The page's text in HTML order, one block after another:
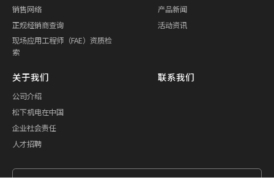
销售网络
正规经销商查询
现场应用工程师（FAE）资质检
索
产品新闻
活动资讯
关于我们
公司介绍
松下机电在中国
企业社会责任
人才招聘
联系我们